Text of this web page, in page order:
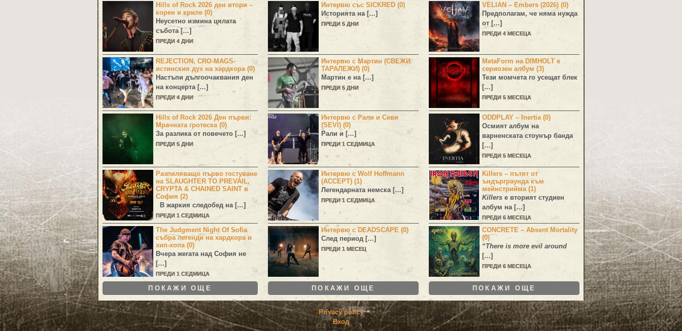
Hills of Rock 2026 ден втори –
корен и криле (0)
Неусетно измина цялата
събота […]
ПРЕДИ 4 ДНИ
REJECTION, CRO-MAGS-
истинския дух на хардкора (0)
Настъпи дългоочаквания ден
на концерта […]
ПРЕДИ 4 ДНИ
Hills of Rock 2026 Ден първи:
Мрачната гротеска (0)
За разлика от повечето […]
ПРЕДИ 5 ДНИ
Разпиляващо първо гостуване
на SLAUGHTER TO PREVAIL,
CRYPTA & CHAINED SAINT в
София (2)
В жаркия следобед на […]
ПРЕДИ 1 СЕДМИЦА
The Judgment Night Of Sofia
събра легенди на хардкора и
хип-хопа (0)
Вчера жегата над София не
[…]
ПРЕДИ 1 СЕДМИЦА
ПОКАЖИ ОЩЕ
Интервю със SICKRED (0)
Историята на […]
ПРЕДИ 5 ДНИ
Интервю с Мартин (СВЕЖИ
ТАРАЛЕЖИ) (0)
Мартин е на […]
ПРЕДИ 5 ДНИ
Интервю с Рали и Севи
(SEVI) (0)
Рали и […]
ПРЕДИ 1 СЕДМИЦА
Интервю с Wolf Hoffmann
(ACCEPT) (1)
Легендарната немска […]
ПРЕДИ 1 СЕДМИЦА
Интервю с DEADSCAPE (0)
След период […]
ПРЕДИ 1 МЕСЕЦ
ПОКАЖИ ОЩЕ
VELIAN – Embers (2026) (0)
Предполагам, че няма нужда
от […]
ПРЕДИ 4 МЕСЕЦА
MetaForm на DIMHOLT е
сериозен албум (3)
Тези момчета го усещат блек
[…]
ПРЕДИ 5 МЕСЕЦА
ODDPLAY – Inertia (0)
Осмият албум на
варненската стоунър банда
[…]
ПРЕДИ 5 МЕСЕЦА
Killers – пътят от
ъндърграунда към
мейнстрийма (1)
Killers е вторият студиен
албум на […]
ПРЕДИ 6 МЕСЕЦА
CONCRETE – Absent Mortality
(0)
“There is more evil around
[…]
ПРЕДИ 6 МЕСЕЦА
ПОКАЖИ ОЩЕ
Privacy policy
Вход